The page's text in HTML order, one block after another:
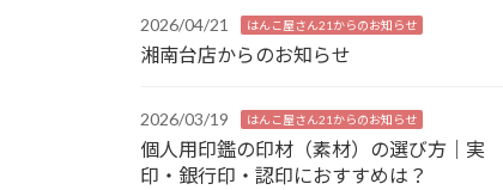
2026/04/21 はんこ屋さん21からのお知らせ
湘南台店からのお知らせ
2026/03/19 はんこ屋さん21からのお知らせ
個人用印鑑の印材（素材）の選び方｜実
印・銀行印・認印におすすめは？